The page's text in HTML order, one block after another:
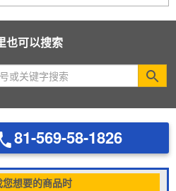
也可以搜索
81-569-58-1826
想要的商品时